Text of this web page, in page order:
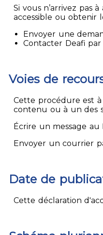
Si vous n’arrivez
accessible ou obtenir
Envoyer une
Contacter Deafi
Voies de
Cette procédure est à
contenu ou à un des
Écrire un message
Envoyer un courrier
Date de
Cette déclaration